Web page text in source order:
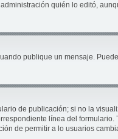
quién lo editó,
publique un mensaje.
de publicación; si no la
línea del
de permitir a lo usuarios